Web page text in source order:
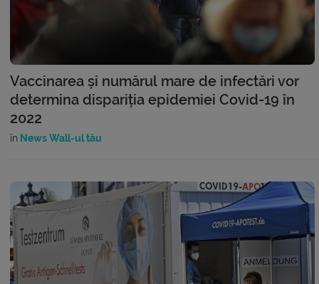
Vaccinarea și numărul mare de infectări vor
determina dispariția epidemiei Covid-19 în
2022
în News Wall-ul tău